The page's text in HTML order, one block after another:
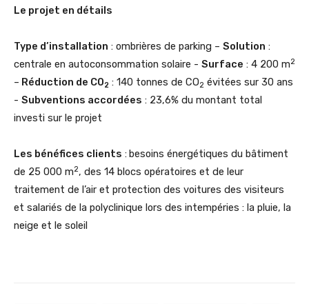
Le projet en détails
Type d’installation : ombrières de parking – Solution :
centrale en autoconsommation solaire - Surface : 4 200 m2
– Réduction de CO2 : 140 tonnes de CO2 évitées sur 30 ans
- Subventions accordées : 23,6% du montant total
investi sur le projet
Les bénéfices clients : besoins énergétiques du bâtiment
de 25 000 m2, des 14 blocs opératoires et de leur
traitement de l’air et protection des voitures des visiteurs
et salariés de la polyclinique lors des intempéries : la pluie, la
neige et le soleil